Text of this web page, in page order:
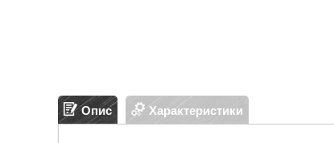
Опис Характеристики